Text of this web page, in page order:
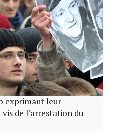
exprimant leur
de l'arrestation du